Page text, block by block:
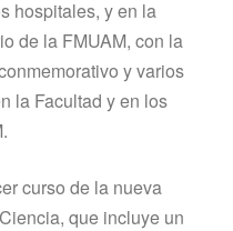
hospitales, y en la
de la FMUAM, con la
y varios
la Facultad y en los
curso de la nueva
que incluye un